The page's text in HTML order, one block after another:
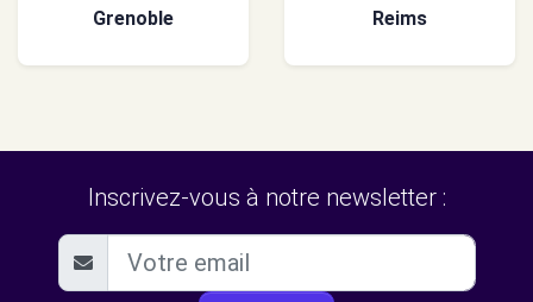
Grenoble Reims
Inscrivez-vous à notre newsletter :